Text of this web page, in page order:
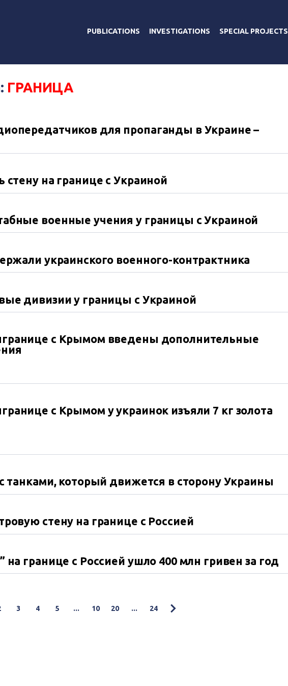
PUBLICATIONS INVESTIGATIONS SPECIAL PROJECTS
ГРАНИЦА
для пропаганды в Украине –
стену на границе с Украиной
военные учения у границы с Украиной
украинского военного-контрактника
дивизии у границы с Украиной
с Крымом введены дополнительные
с Крымом у украинок изъяли 7 кг золота
танками, который движется в сторону Украины
стену на границе с Россией
на границе с Россией ушло 400 млн гривен за год
3 4 5 ... 10 20 ... 24